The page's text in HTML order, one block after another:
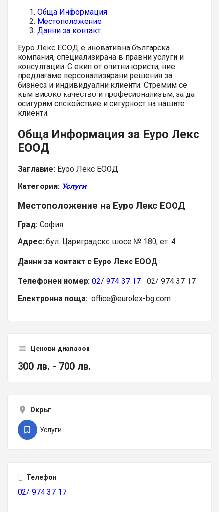
Обща Информация
Местоположение
Данни за контакт
Еуро Лекс ЕООД е иновативна българска
компания, специализирана в правни услуги и
консултации. С екип от опитни юристи, ние
предлагаме персонализирани решения за
бизнеса и индивидуални клиенти. Стремим се
към високо качество и професионализъм, за да
осигурим спокойствие и сигурност на нашите
клиенти.
Обща Информация за Еуро Лекс
ЕООД
Заглавие: Еуро Лекс ЕООД
Категория: Услуги
Местоположение на Еуро Лекс ЕООД
Град: София
Адрес: бул. Цариградско шосе № 180, ет. 4
Данни за контакт с Еуро Лекс ЕООД
Телефонен номер: 02/ 974 37 17 02/ 974 37 17
Електронна поща: office@eurolex-bg.com
Ценови диапазон
300 лв. - 700 лв.
Окръг
Услуги
Телефон
02/ 974 37 17